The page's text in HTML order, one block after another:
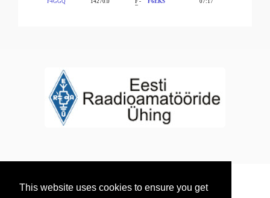
This website uses cookies to ensure you get